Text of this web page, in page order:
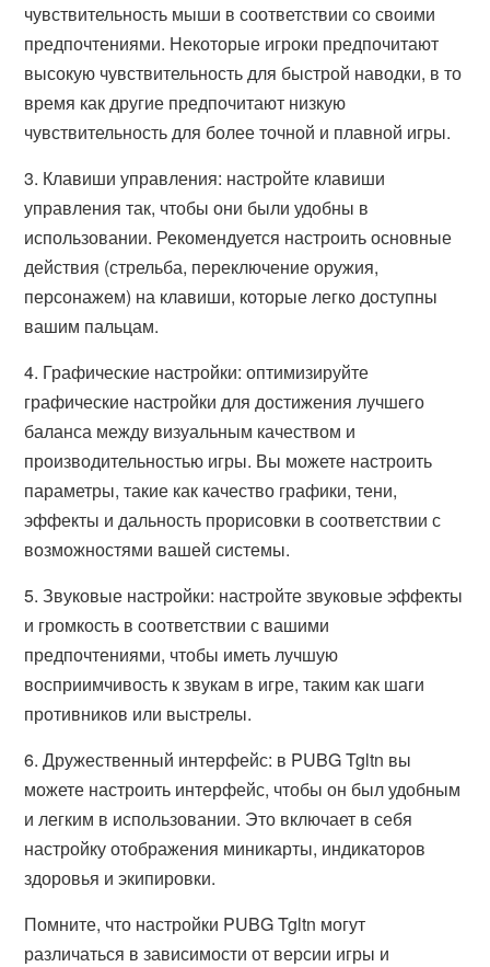
чувствительность мыши в соответствии со своими
предпочтениями. Некоторые игроки предпочитают
высокую чувствительность для быстрой наводки, в то
время как другие предпочитают низкую
чувствительность для более точной и плавной игры.
3. Клавиши управления: настройте клавиши
управления так, чтобы они были удобны в
использовании. Рекомендуется настроить основные
действия (стрельба, переключение оружия,
персонажем) на клавиши, которые легко доступны
вашим пальцам.
4. Графические настройки: оптимизируйте
графические настройки для достижения лучшего
баланса между визуальным качеством и
производительностью игры. Вы можете настроить
параметры, такие как качество графики, тени,
эффекты и дальность прорисовки в соответствии с
возможностями вашей системы.
5. Звуковые настройки: настройте звуковые эффекты
и громкость в соответствии с вашими
предпочтениями, чтобы иметь лучшую
восприимчивость к звукам в игре, таким как шаги
противников или выстрелы.
6. Дружественный интерфейс: в PUBG Tgltn вы
можете настроить интерфейс, чтобы он был удобным
и легким в использовании. Это включает в себя
настройку отображения миникарты, индикаторов
здоровья и экипировки.
Помните, что настройки PUBG Tgltn могут
различаться в зависимости от версии игры и